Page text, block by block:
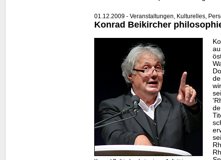
01.12.2009 - Veranstaltungen, Kulturelles,
Konrad Beikircher